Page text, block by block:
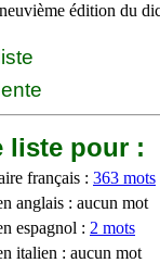
édition du
liste pour :
français : 363 mots
anglais : aucun mot
espagnol : 2 mots
italien : aucun mot